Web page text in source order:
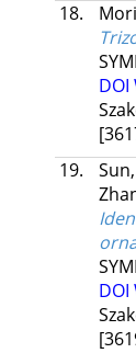
18.
DOI
19.
DOI